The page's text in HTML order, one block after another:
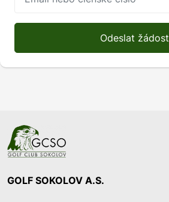
Odeslat žádost
GOLF SOKOLOV A.S.